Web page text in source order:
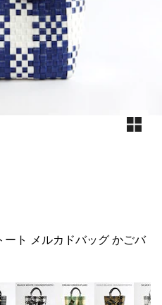
ート メルカドバッグ かごバ